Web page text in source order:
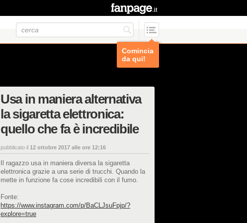
Comincia
da qui!
Usa in maniera alternativa
la sigaretta elettronica:
quello che fa è incredibile
pubblicato il 12 ottobre 2017 alle ore 12:16
Il ragazzo usa in maniera diversa la sigaretta
elettronica grazie a una serie di trucchi. Quando la
mette in funzione fa cose incredibili con il fumo.
Fonte:
https://www.instagram.com/p/BaCLJsuFpjp/?
explore=true